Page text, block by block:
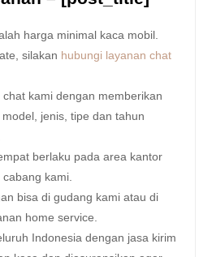
harga minimal kaca mobil.
silakan hubungi layanan chat
kami dengan memberikan
jenis, tipe dan tahun
berlaku pada area kantor
kami.
bisa di gudang kami atau di
home service.
Indonesia dengan jasa kirim